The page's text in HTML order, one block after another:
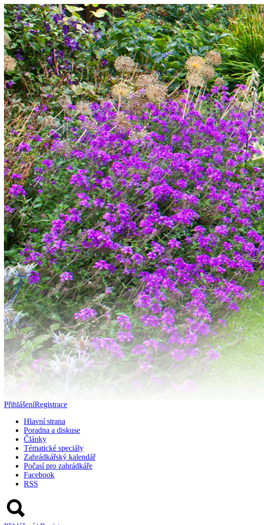
PřihlášeníRegistrace
Hlavní strana
Poradna a diskuse
Články
Tématické speciály
Zahrádkářský kalendář
Počasí pro zahrádkáře
Facebook
RSS